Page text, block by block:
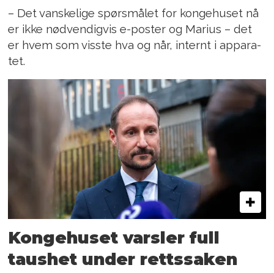
– Det van­ske­li­ge spørs­må­let for kon­ge­hu­set nå
er ikke nød­ven­dig­vis e-pos­ter og Ma­ri­us – det
er hvem som viss­te hva og når, in­ternt i ap­pa­ra­
tet.
Kongehuset varsler full
taushet under rettssaken